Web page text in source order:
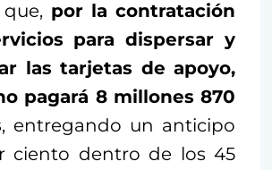
por la contratación
para dispersar y
las tarjetas de apoyo,
pagará 8 millones 870
, entregando un anticipo
ciento dentro de los 45